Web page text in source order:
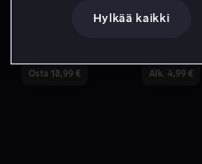
Osta 18,99 € Alk. 4,99 €
Hylkää kaikki